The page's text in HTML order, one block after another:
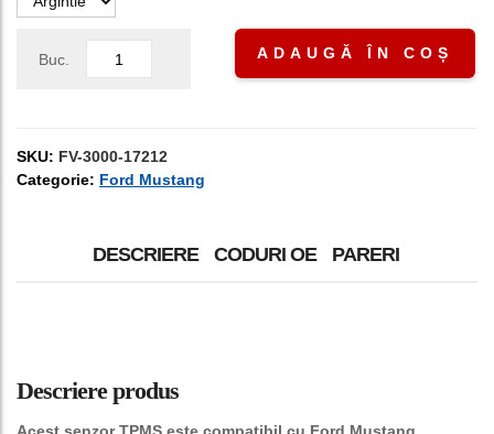
Buc. ADAUGĂ ÎN COȘ
SKU: FV-3000-17212
Categorie: Ford Mustang
DESCRIERE CODURI OE PARERI
Descriere produs